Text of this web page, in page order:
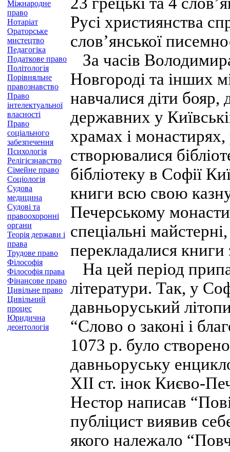
Міжнародне
право
Нотаріат
Ораторське
мистецтво
Педагогіка
Податкове право
Політологія
Порівняльне
правознавство
Право
інтелектуальної
власності
Право
соціального
забезпечення
Психологія
Релігієзнавство
Сімейне право
Соціологія
Судова
медицина
Судові та
правоохоронні
органи
Теорія держави і
права
Трудове право
Філософія
Філософія права
Фінансове право
Цивільне право
Цивільний
процес
Юридична
деонтологія
Русі християнства
сло­в’янської
За часів
Новгороді та інших
навчалися діти
державних у
храмах і монастирях,
створювалися
бібліотеку в Софії
книги всю свою
Печерському
спеціальні
перекладалися
На цей період
літера­тури. Так, у
давньоруський
“Слово о законі і
1073 р. було
давньоруську
XII ст. інок Києво-
Нестор написав
публіцист виявив
якого належало